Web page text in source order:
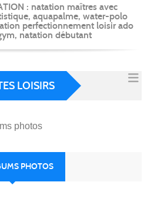
: natation maîtres avec
aquapalme, water-polo
perfectionnement loisir ado
natation débutant
LOISIRS
photos
PHOTOS